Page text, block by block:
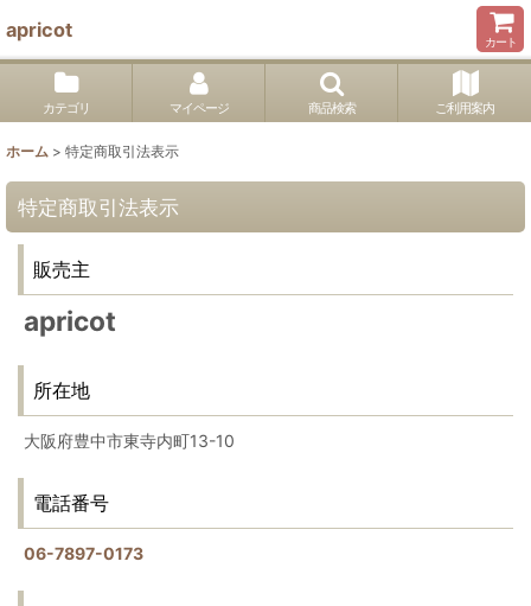
apricot
カート
カテゴリ マイページ 商品検索 ご利用案内
ホーム > 特定商取引法表示
特定商取引法表示
販売主
apricot
所在地
大阪府豊中市東寺内町13-10
電話番号
06-7897-0173